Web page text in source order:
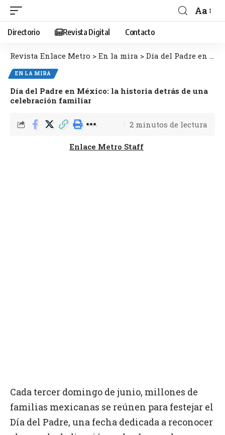
Aa
Directorio Revista Digital Contacto
Revista Enlace Metro > En la mira > Día del Padre en México: la historia detrás de una celebración familiar
EN LA MIRA
Día del Padre en México: la historia detrás de una
celebración familiar
Enlace Metro Staff
2 minutos de lectura
Cada tercer domingo de junio, millones de
familias mexicanas se reúnen para festejar el
Día del Padre, una fecha dedicada a reconocer